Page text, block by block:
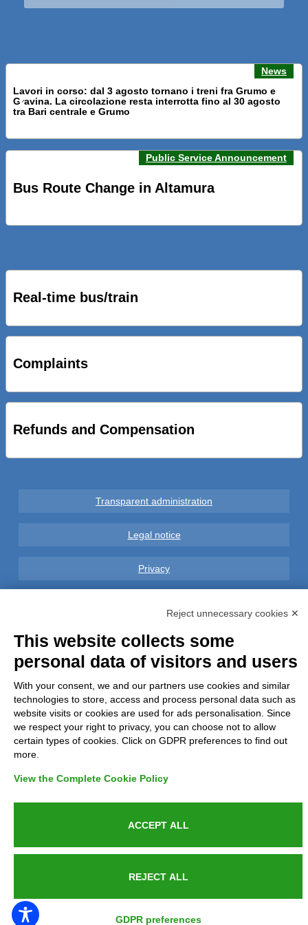
PUBLIC SERVICE ANNOUNCEMENT
News
Lavori in corso: dal 3 agosto tornano i treni fra Grumo e
Gravina. La circolazione resta interrotta fino al 30 agosto
tra Bari centrale e Grumo
PRESENTATI A BARI NUOVI SERVIZI FALMAPS E LIVECHAT.
IL TUO BUS ED IL TUO TRENO
CICLOPEDONALE FAL CONSEGNA ALLA CITTA’ LE NOVE
OPERE DEL PROGETTO
AL VIA SERVIZIO DI BIKE SHARING A POTENZA CON
VAIMOO PER UTENTI FAL SCONTI SULL’UTILIZZO DELLE
Previous news Next
Public Service Announcement
Bus Route Change in Altamura
Real-time bus/train
Complaints
Refunds and Compensation
Transparent administration
Legal notice
Privacy
Complaints
Refunds and Indemnities
Contacts
Azienda certificata UNI EN ISO 9001:2015
P.IVA 05538100727 - C.so Italia n.8 70123, BARI
Reject unnecessary cookies ✕
This website collects some
personal data of visitors and users
With your consent, we and our partners use cookies and similar
technologies to store, access and process personal data such as
website visits or cookies are used for ads personalisation. Since
we respect your right to privacy, you can choose not to allow
certain types of cookies. Click on GDPR preferences to find out
more.
View the Complete Cookie Policy
ACCEPT ALL
REJECT ALL
GDPR preferences